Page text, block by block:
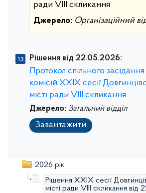
ради VІІІ скликання
Джерело: Організаційний
Рішення від 22.05.2026:
Протокол спільного
комісій ХХІX сесії
місті ради VІIІ скликання
Джерело: Загальний відділ
Завантажити
2026 рік
Рішення XXIX сесії
місті ради VІIІ скликання від